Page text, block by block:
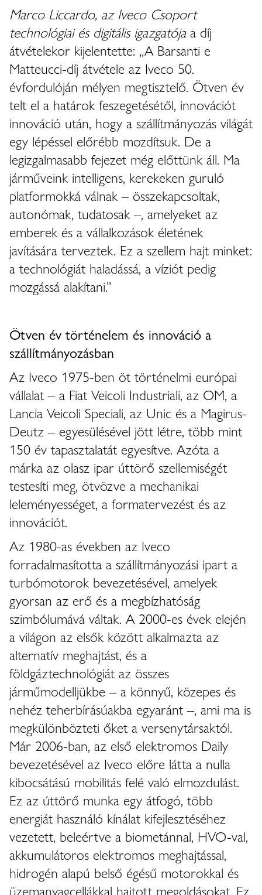
Marco Liccardo, az Iveco Csoport
technológiai és digitális igazgatója a díj
átvételekor kijelentette: „A Barsanti e
Matteucci-díj átvétele az Iveco 50.
évfordulóján mélyen megtisztelő. Ötven év
telt el a határok feszegetésétől, innovációt
innováció után, hogy a szállítmányozás világát
egy lépéssel előrébb mozdítsuk. De a
legizgalmasabb fejezet még előttünk áll. Ma
járműveink intelligens, kerekeken guruló
platformokká válnak – összekapcsoltak,
autonómak, tudatosak –, amelyeket az
emberek és a vállalkozások életének
javítására terveztek. Ez a szellem hajt minket:
a technológiát haladássá, a víziót pedig
mozgássá alakítani.”
Ötven év történelem és innováció a
szállítmányozásban
Az Iveco 1975-ben öt történelmi európai
vállalat – a Fiat Veicoli Industriali, az OM, a
Lancia Veicoli Speciali, az Unic és a Magirus-
Deutz – egyesülésével jött létre, több mint
150 év tapasztalatát egyesítve. Azóta a
márka az olasz ipar úttörő szellemiségét
testesíti meg, ötvözve a mechanikai
leleményességet, a formatervezést és az
innovációt.
Az 1980-as években az Iveco
forradalmasította a szállítmányozási ipart a
turbómotorok bevezetésével, amelyek
gyorsan az erő és a megbízhatóság
szimbólumává váltak. A 2000-es évek elején
a világon az elsők között alkalmazta az
alternatív meghajtást, és a
földgáztechnológiát az összes
járműmodelljükbe – a könnyű, közepes és
nehéz teherbírásúakba egyaránt –, ami ma is
megkülönbözteti őket a versenytársaktól.
Már 2006-ban, az első elektromos Daily
bevezetésével az Iveco előre látta a nulla
kibocsátású mobilitás felé való elmozdulást.
Ez az úttörő munka egy átfogó, több
energiát használó kínálat kifejlesztéséhez
vezetett, beleértve a biometánnal, HVO-val,
akkumulátoros elektromos meghajtással,
hidrogén alapú belső égésű motorokkal és
üzemanyagcellákkal hajtott megoldásokat. Ez